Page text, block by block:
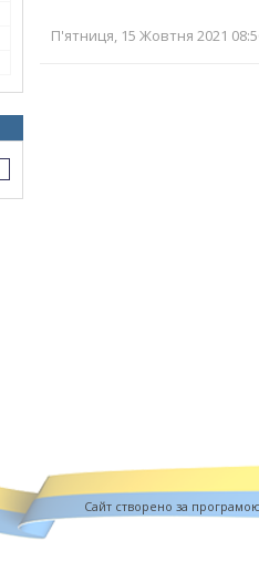
П'ятниця, 15 Жовтня 2021
Cайт створено за